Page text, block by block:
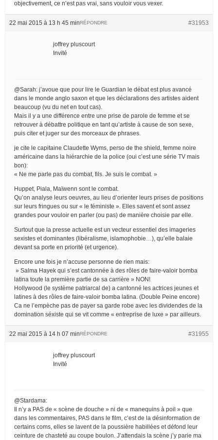
objectivement, ce n’est pas vrai, sans vouloir vous vexer.
22 mai 2015 à 13 h 45 min #31953
RÉPONDRE
joffrey pluscourt
Invité
@Sarah: j’avoue que pour lire le Guardian le débat est plus avancé
dans le monde anglo saxon et que les déclarations des artistes aident
beaucoup (vu du net en tout cas).
Mais il y a une différence entre une prise de parole de femme et se
retrouver à débattre politique en tant qu’artiste à cause de son sexe,
puis citer et juger sur des morceaux de phrases.
je cite le capitaine Claudette Wyms, perso de the shield, femme noire
américaine dans la hiérarchie de la police (oui c’est une série TV mais
bon):
« Ne me parle pas du combat, fils. Je suis le combat. »
Huppet, Piala, Maïwenn sont le combat.
Qu’on analyse leurs oeuvres, au lieu d’orienter leurs prises de positions
sur leurs fringues ou sur « le féministe ». Elles savent et sont assez
grandes pour vouloir en parler (ou pas) de manière choisie par elle.
Surtout que la presse actuelle est un vecteur essentiel des imageries
sexistes et dominantes (libéralisme, islamophobie…), qu’elle balaie
devant sa porte en priorité (et urgence).
Encore une fois je n’accuse personne de rien mais:
» Salma Hayek qui s’est cantonnée à des rôles de faire-valoir bomba
latina toute la première partie de sa carrière » NON!
Hollywood (le système patriarcal de) a cantonné les actrices jeunes et
latines à des rôles de faire-valoir bomba latina. (Double Peine encore)
Ca ne l’empèche pas de payer sa garde robe avec les dividendes de la
domination séxiste qui se vit comme « entreprise de luxe » par ailleurs.
22 mai 2015 à 14 h 07 min #31955
RÉPONDRE
joffrey pluscourt
Invité
@Stardama:
Il n’y a PAS de « scène de douche » ni de « manequins à poil » que
dans les commentaires, PAS dans le film, c’est de la désinformation de
certains coms, elles se lavent de la poussière habillées et défond leur
ceinture de chasteté au coupe boulon. J’attendais la scène j’y parie ma